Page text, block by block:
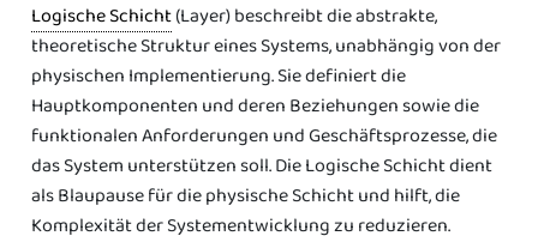
Logische Schicht(Layer) beschreibt die abstrakte,
theoretische Struktur eines Systems, unabhängig von der
physischen Implementierung. Sie definiert die
Hauptkomponenten und deren Beziehungen sowie die
funktionalen Anforderungen und Geschäftsprozesse, die
das System unterstützen soll. Die Logische Schicht dient
als Blaupause für die physische Schicht und hilft, die
Komplexität der Systementwicklung zu reduzieren.